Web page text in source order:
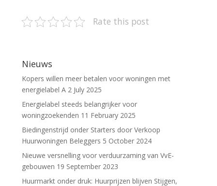
Rate this post
Nieuws
Kopers willen meer betalen voor woningen met
energielabel A 2 July 2025
Energielabel steeds belangrijker voor
woningzoekenden 11 February 2025
Biedingenstrijd onder Starters door Verkoop
Huurwoningen Beleggers 5 October 2024
Nieuwe versnelling voor verduurzaming van VvE-
gebouwen 19 September 2023
Huurmarkt onder druk: Huurprijzen blijven Stijgen,